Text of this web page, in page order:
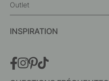
Outlet
INSPIRATION